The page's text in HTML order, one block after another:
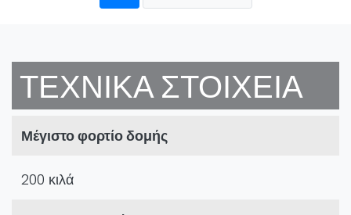
ΤΕΧΝΙΚΆ ΣΤΟΙΧΕΊΑ
Μέγιστο φορτίο δομής
200 κιλά